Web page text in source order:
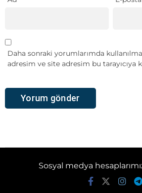
Daha sonraki yorumlarımda
adresim ve site adresim bu tarayıcıya
Sosyal medya